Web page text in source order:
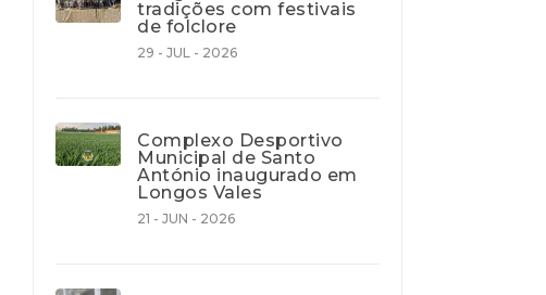
tradições com festivais
de folclore
29 - JUL - 2026
Complexo Desportivo
Municipal de Santo
António inaugurado em
Longos Vales
21 - JUN - 2026